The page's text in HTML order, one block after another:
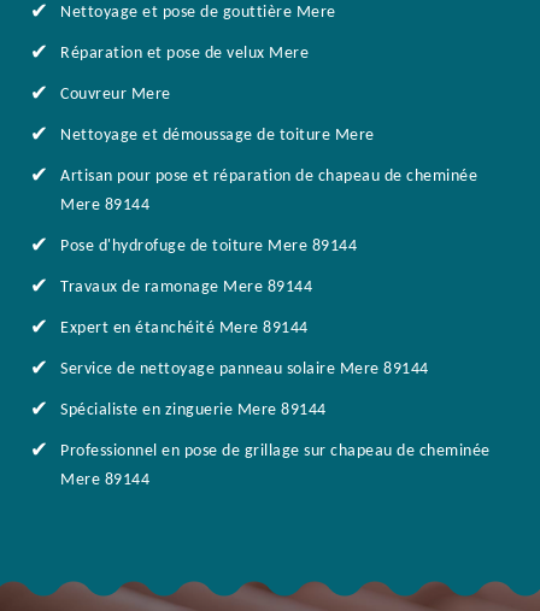
Nettoyage et pose de gouttière Mere
Réparation et pose de velux Mere
Couvreur Mere
Nettoyage et démoussage de toiture Mere
Artisan pour pose et réparation de chapeau de cheminée
Mere 89144
Pose d'hydrofuge de toiture Mere 89144
Travaux de ramonage Mere 89144
Expert en étanchéité Mere 89144
Service de nettoyage panneau solaire Mere 89144
Spécialiste en zinguerie Mere 89144
Professionnel en pose de grillage sur chapeau de cheminée
Mere 89144